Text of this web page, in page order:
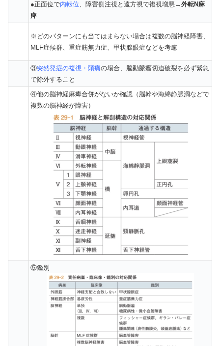
●正面位で内転位、障害側注視と遠方視で複視増悪→外転N麻
痺
※どのパターンにも当てはまらない場合は複数の脳神経障害、
MLF症候群、重症筋無力症、甲状腺眼症などを考慮
③突然発症の複視・頭痛の場合、脳動脈瘤切迫破裂を必ず緊急
で除外すること
④他の脳神経麻痺合併がないか確認（脳幹や海綿静脈洞などで
複数の脳神経が障害）
⑤鑑別